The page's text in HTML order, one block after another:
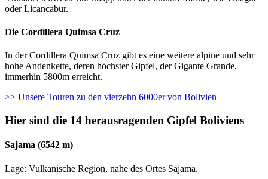
oder Licancabur.
Die Cordillera Quimsa Cruz
In der Cordillera Quimsa Cruz gibt es eine weitere alpine und sehr
hohe Andenkette, deren höchster Gipfel, der Gigante Grande,
immerhin 5800m erreicht.
>> Unsere Touren zu den vierzehn 6000er von Bolivien
Hier sind die 14 herausragenden Gipfel Boliviens
Sajama (6542 m)
Lage: Vulkanische Region, nahe des Ortes Sajama.